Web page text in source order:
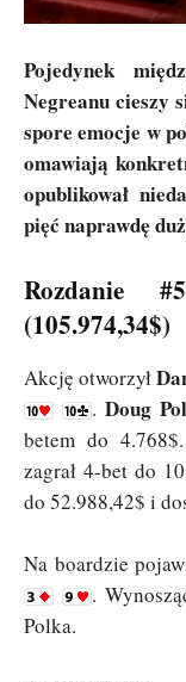
Pojedynek
Negreanu cieszy
spore emocje w
omawiają
opublikował
pięć naprawdę
Rozdanie
(105.974,34$)
Akcję otworzył
.Doug
betem do
zagrał 4-bet do
do 52.988,42$ i
Na boardzie
.
Polka.